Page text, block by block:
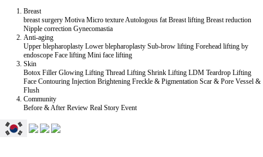
Breast
breast surgery Motiva Micro textureAutologous fat Breast lifting Breast reduction
Nipple correction Gynecomastia
Anti-aging
Upper blepharoplasty Lower blepharoplasty Sub-brow lifting Forehead lifting by
endoscope Face lifting Mini face lifting
Skin
Botox Filler Glowing Lifting Thread Lifting Shrink Lifting LDM Teardrop Lifting
Face Contouring Injection Brightening Freckle & Pigmentation Scar & Pore Vessel &
Flush
Community
Before & After Review Real Story Event